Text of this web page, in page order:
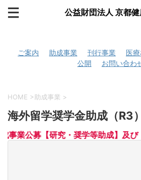
公益財団法人 京都
ご案内 助成事業 刊行事業 医
公開
お問い合わ
HOME >助成事業 >
海外留学奨学金助成（R3）
募【研究・奨学等助成】及び【